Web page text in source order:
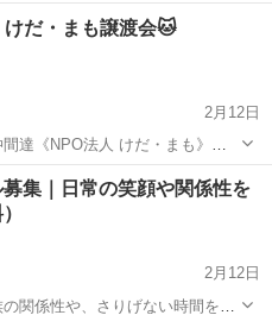
イベント詳細:
ev...
の他 勉強会
だ・まも譲渡会🐱
2月12日
人 けだ・まも》で
他 会場
集｜日常の笑顔や関係性を
2月12日
関係性や、さりげない時間を写